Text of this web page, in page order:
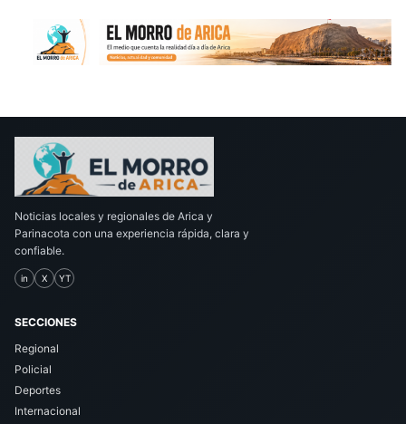
Noticias locales y regionales de Arica y
Parinacota con una experiencia rápida, clara y
confiable.
in X YT
SECCIONES
Regional
Policial
Deportes
Internacional